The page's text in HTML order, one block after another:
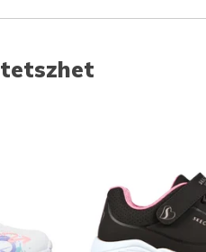
tetszhet